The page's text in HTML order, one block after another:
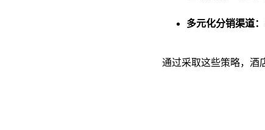
多元化分销渠道：
通过采取这些策略，酒